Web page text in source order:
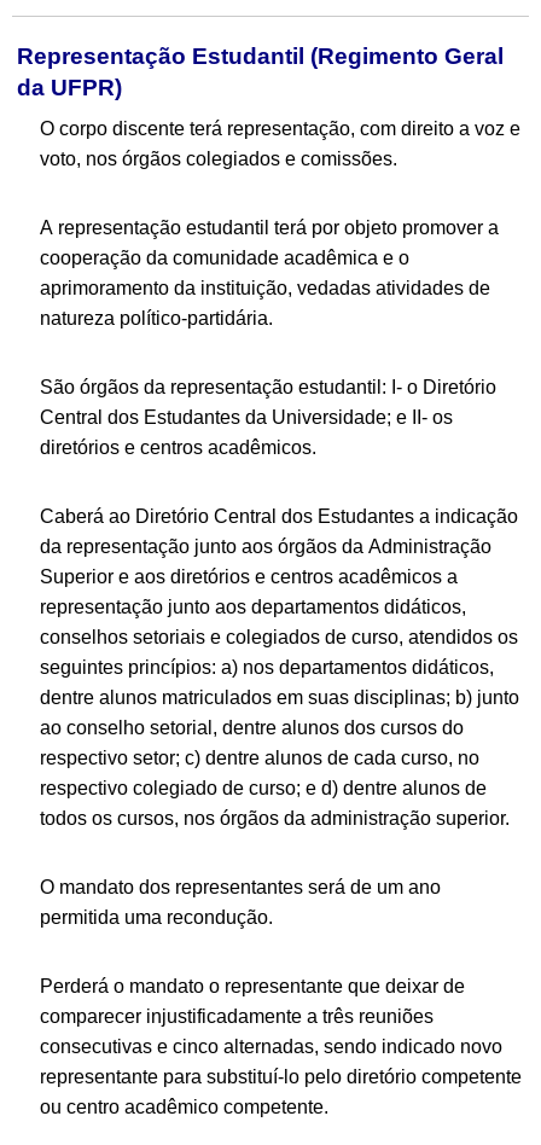
Representação Estudantil (Regimento Geral
da UFPR)
O corpo discente terá representação, com direito a voz e
voto, nos órgãos colegiados e comissões.
A representação estudantil terá por objeto promover a
cooperação da comunidade acadêmica e o
aprimoramento da instituição, vedadas atividades de
natureza político-partidária.
São órgãos da representação estudantil: I- o Diretório
Central dos Estudantes da Universidade; e II- os
diretórios e centros acadêmicos.
Caberá ao Diretório Central dos Estudantes a indicação
da representação junto aos órgãos da Administração
Superior e aos diretórios e centros acadêmicos a
representação junto aos departamentos didáticos,
conselhos setoriais e colegiados de curso, atendidos os
seguintes princípios: a) nos departamentos didáticos,
dentre alunos matriculados em suas disciplinas; b) junto
ao conselho setorial, dentre alunos dos cursos do
respectivo setor; c) dentre alunos de cada curso, no
respectivo colegiado de curso; e d) dentre alunos de
todos os cursos, nos órgãos da administração superior.
O mandato dos representantes será de um ano
permitida uma recondução.
Perderá o mandato o representante que deixar de
comparecer injustificadamente a três reuniões
consecutivas e cinco alternadas, sendo indicado novo
representante para substituí-lo pelo diretório competente
ou centro acadêmico competente.